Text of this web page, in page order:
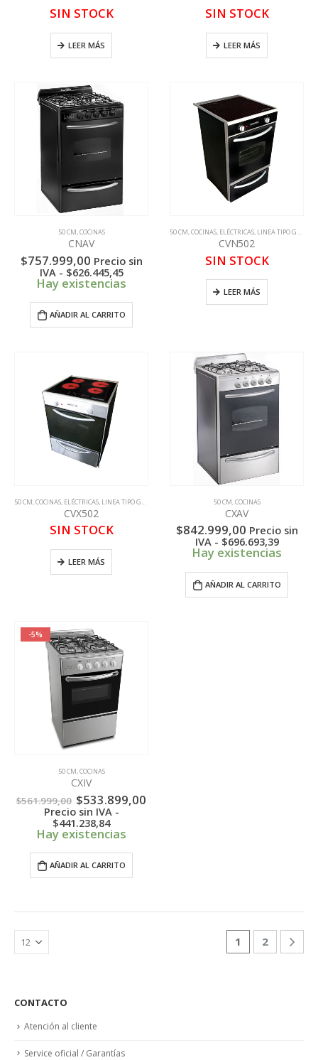
SIN STOCK
LEER MÁS
SIN STOCK
LEER MÁS
50 CM,COCINAS
CNAV
$757.999,00 Precio sin
IVA - $626.445,45
Hay existencias
AÑADIR AL CARRITO
50 CM,COCINAS, ELÉCTRICAS, LINEA TIPO GASTRONOMICA
CVN502
SIN STOCK
LEER MÁS
50 CM COCINAS ELÉCTRICAS LINEA TIPO GASTRONOMICA
CVX502
SIN STOCK
LEER MÁS
50 CM COCINAS
CXAV
$842.999,00 Precio sin
IVA - $696.693,39
Hay existencias
AÑADIR AL CARRITO
-5%
50 CM,COCINAS
CXIV
$561.999,00 El
precio
original
era:
$533.899,00
Precio sin IVA -
$441.238,84
Hay existencias
AÑADIR AL CARRITO
1 2
CONTACTO
Atención al cliente
Service oficial / Garantías